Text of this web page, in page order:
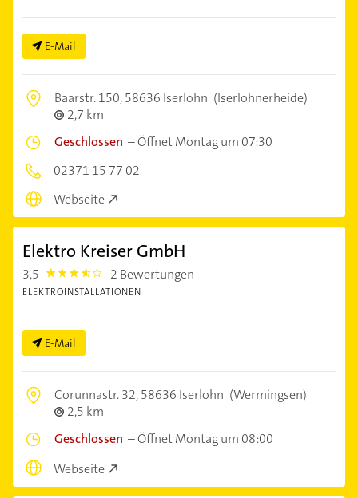
E-Mail
Baarstr. 150,58636 Iserlohn (Iserlohnerheide)
2,7 km
Geschlossen –Öffnet Montag um 07:30
02371 15 77 02
Webseite
Elektro Kreiser GmbH
3,5 3.5 2 Bewertungen
ELEKTROINSTALLATIONEN
E-Mail
Corunnastr. 32,58636 Iserlohn (Wermingsen)
2,5 km
Geschlossen –Öffnet Montag um 08:00
Webseite